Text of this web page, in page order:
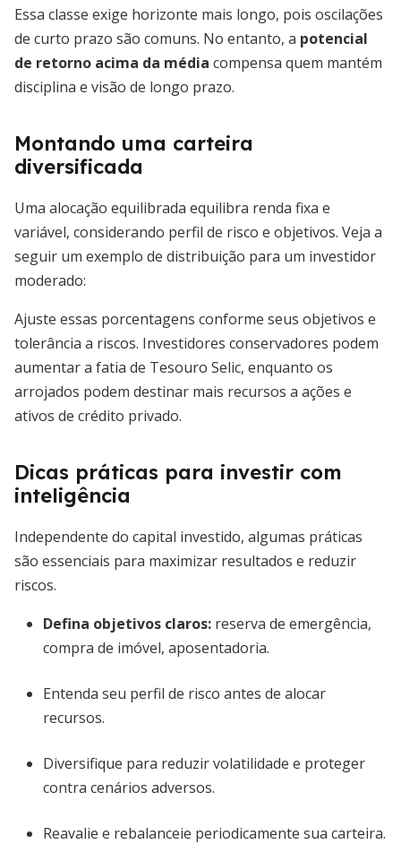
Essa classe exige horizonte mais longo, pois oscilações
de curto prazo são comuns. No entanto, a potencial
de retorno acima da média compensa quem mantém
disciplina e visão de longo prazo.
Montando uma carteira
diversificada
Uma alocação equilibrada equilibra renda fixa e
variável, considerando perfil de risco e objetivos. Veja a
seguir um exemplo de distribuição para um investidor
moderado:
Ajuste essas porcentagens conforme seus objetivos e
tolerância a riscos. Investidores conservadores podem
aumentar a fatia de Tesouro Selic, enquanto os
arrojados podem destinar mais recursos a ações e
ativos de crédito privado.
Dicas práticas para investir com
inteligência
Independente do capital investido, algumas práticas
são essenciais para maximizar resultados e reduzir
riscos.
Defina objetivos claros: reserva de emergência,
compra de imóvel, aposentadoria.
Entenda seu perfil de risco antes de alocar
recursos.
Diversifique para reduzir volatilidade e proteger
contra cenários adversos.
Reavalie e rebalanceie periodicamente sua carteira.